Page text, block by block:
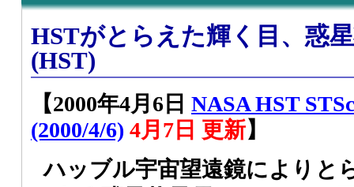
HSTがとらえた輝く目、惑
(HST)
【2000年4月6日 NASA HST
(2000/4/6) 4月7日 更新】
ハッブル宇宙望遠鏡によりと